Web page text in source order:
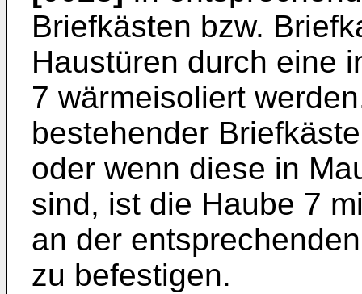
Briefkästen bzw.
Haustüren durch eine
7 wärmeisoliert
bestehender
oder wenn diese in
sind, ist die Haube 7
an der
zu befestigen.